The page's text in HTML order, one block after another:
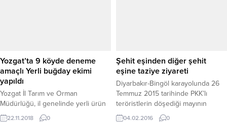
Kısa bir süre önce Türkiye’nin ilk
şehir hastanelerinden olan Yozgat
Şehir Hastanesi...
Yozgat’ta 9 köyde deneme
amaçlı Yerli buğday ekimi
yapıldı
Yozgat İl Tarım ve Orman
Müdürlüğü, il genelinde yerli ürün
çeşidinin artırılması ve
22.11.2018 0
Şehit eşinden diğer şehit
eşine taziye ziyareti
Diyarbakır-Bingöl karayolunda 26
Temmuz 2015 tarihinde PKK’lı
teröristlerin döşediği mayının
patlaması ve ardından askeri araca
04.02.2016 0